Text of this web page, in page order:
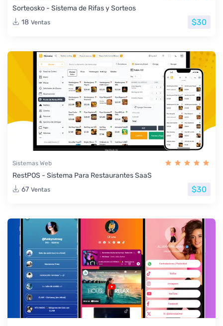
Sorteosko - Sistema de Rifas y Sorteos
18 Ventas $30
Sistemas Web
RestPOS - Sistema Para Restaurantes SaaS
67 Ventas $30